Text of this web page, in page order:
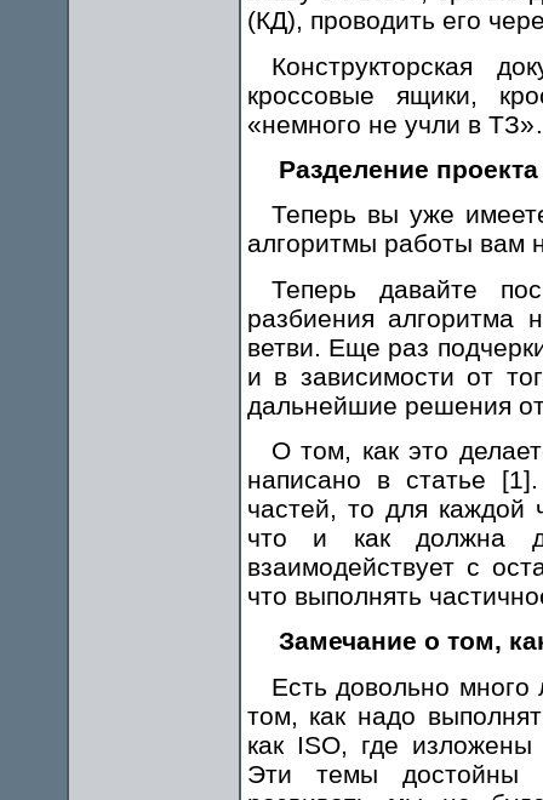
(КД), проводить его
Конструкторская
кроссовые ящики,
«немного не учли в
Разделение
Теперь вы уже
алгоритмы работы вам
Теперь давайте
разбиения алгоритма
ветви. Еще раз
и в зависимости от
дальнейшие решения
О том, как это
написано в статье
частей, то для каждой
что и как должна
взаимодействует с
что выполнять
Замечание о том,
Есть довольно много
том, как надо
как ISO, где
Эти темы достойны